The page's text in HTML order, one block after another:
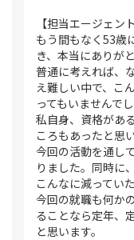
【担当エージェン
もう間もなく53歳
き、本当にありが
普通に考えれば、
え難しい中で、こ
ってもいませんでし
私自身、資格があ
ころもあったと思い
今回の活動を通し
りました。同時に
こんなに減ってい
今回の就職も何か
ることなら定年、
と思います。